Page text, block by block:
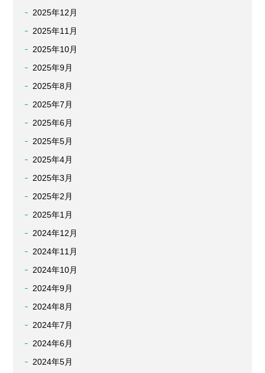
2025年12月
2025年11月
2025年10月
2025年9月
2025年8月
2025年7月
2025年6月
2025年5月
2025年4月
2025年3月
2025年2月
2025年1月
2024年12月
2024年11月
2024年10月
2024年9月
2024年8月
2024年7月
2024年6月
2024年5月